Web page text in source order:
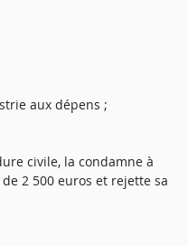
aux dépens ;
civile, la condamne à
2 500 euros et rejette sa